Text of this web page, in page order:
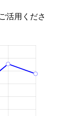
活用くださ